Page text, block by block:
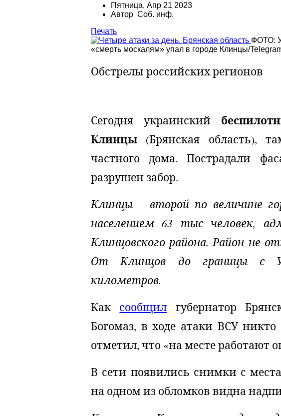
Пятница, Апр 21 2023
Автор Соб. инф.
Печать
ФОТО:
«смерть москалям» упал в городе Клинцы/
Обстрелы российских регионов
Сегодня украинский
Клинцы (Брянская область),
частного дома. Пострадали
разрушен забор.
Клинцы – второй по величине
населением 63 тыс человек,
Клинцовского района. Район не
От Клинцов до границы с
километров.
Как сообщил губернатор
Богомаз, в ходе атаки ВСУ
отметил, что «на месте работают
В сети появились снимки с
на одном из обломков видна